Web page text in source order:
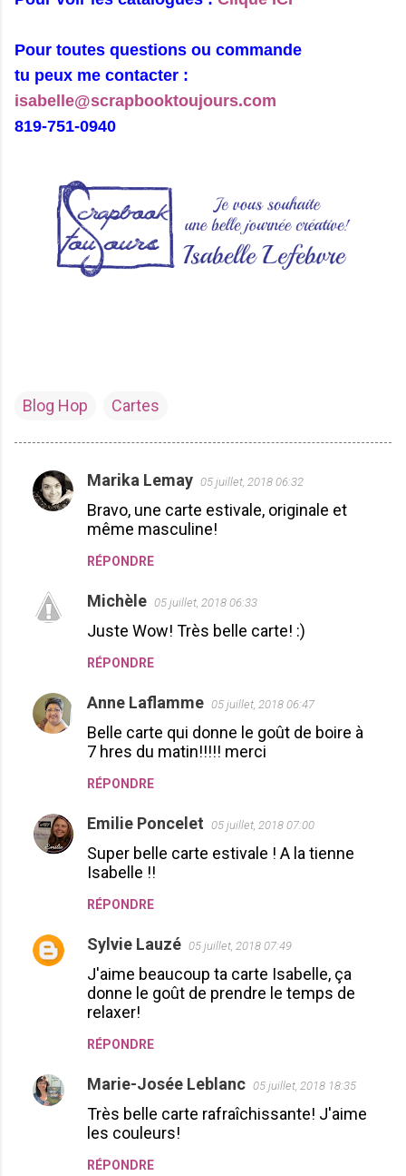
Pour toutes questions ou commande
tu peux me contacter :
isabelle@scrapbooktoujours.com
819-751-0940
Blog Hop Cartes
C
n
r
Marika Lemay 05 juillet, 2018 06:32
Bravo, une carte estivale, originale et
même masculine!
RÉPONDRE
Michèle 05 juillet, 2018 06:33
Juste Wow! Très belle carte! :)
RÉPONDRE
Anne Laflamme 05 juillet, 2018 06:47
Belle carte qui donne le goût de boire à
7 hres du matin!!!!! merci
RÉPONDRE
Emilie Poncelet 05 juillet, 2018 07:00
Super belle carte estivale ! A la tienne
Isabelle !!
RÉPONDRE
Sylvie Lauzé 05 juillet, 2018 07:49
J'aime beaucoup ta carte Isabelle, ça
donne le goût de prendre le temps de
relaxer!
RÉPONDRE
Marie-Josée Leblanc 05 juillet, 2018 18:35
Très belle carte rafraîchissante! J'aime
les couleurs!
RÉPONDRE